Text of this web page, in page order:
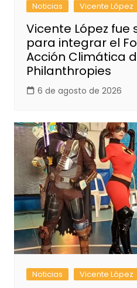
Noticias Vicente López
Vicente López fue
para integrar el
Acción Climática
Philanthropies
6 de agosto de 2026
Noticias Vicente López